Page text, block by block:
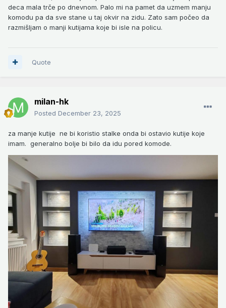
deca mala trče po dnevnom. Palo mi na pamet da uzmem manju
komodu pa da sve stane u taj okvir na zidu. Zato sam počeo da
razmišljam o manji kutijama koje bi isle na policu.
Quote
milan-hk
Posted December 23, 2025
za manje kutije ne bi koristio stalke onda bi ostavio kutije koje
imam. generalno bolje bi bilo da idu pored komode.